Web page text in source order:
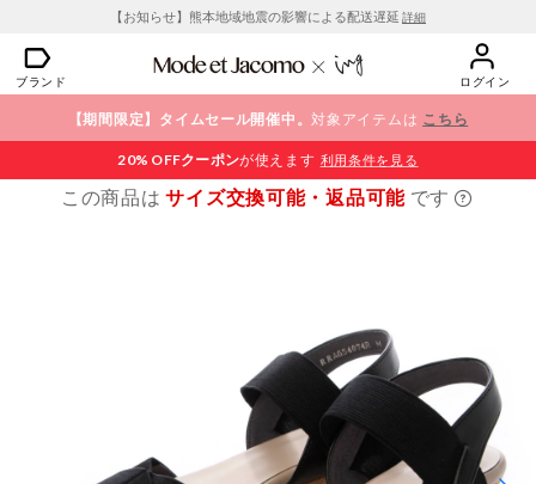
【お知らせ】熊本地域地震の影響による配送遅延 詳細
ブランド ログイン
【期間限定】タイムセール開催中。対象アイテムは こちら
20% OFFクーポンが使えます 利用条件を見る
この商品はサイズ交換可能・返品可能 です